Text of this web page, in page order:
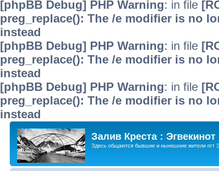
[phpBB Debug] PHP Warning: in file
preg_replace(): The /e modifier is no
instead
[phpBB Debug] PHP Warning: in file
preg_replace(): The /e modifier is no
instead
[phpBB Debug] PHP Warning: in file
preg_replace(): The /e modifier is no
instead
Залив Креста : Эгвекинот
Здесь общаются бывшие и нынешние жители пгт